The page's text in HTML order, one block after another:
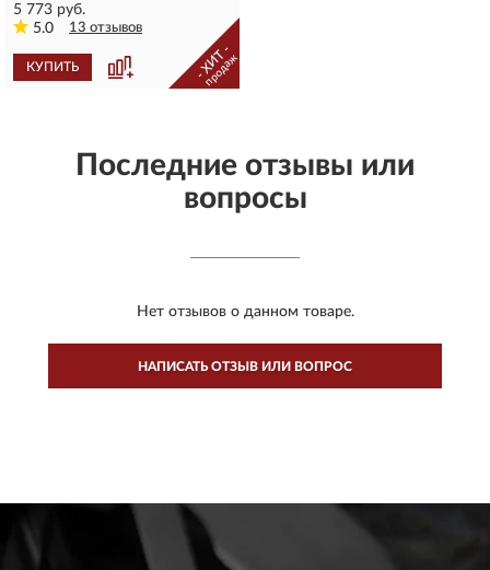
5 773 руб.
5.0
13 отзывов
КУПИТЬ - ХИТ -
продаж
Последние отзывы или
вопросы
Нет отзывов о данном товаре.
НАПИСАТЬ ОТЗЫВ ИЛИ ВОПРОС